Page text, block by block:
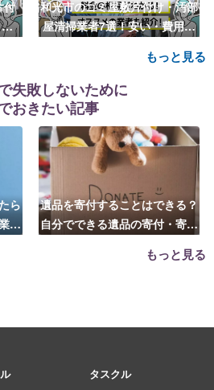
付
和光市のゴミ屋敷片付け・汚部
屋清掃業者7選！安い・費用相
もっと見る
失敗しないために
おきたい記事
ら
者
遺品を寄付することはできる？
自分でできる遺品の寄付・寄贈
もっと見る
タスクル